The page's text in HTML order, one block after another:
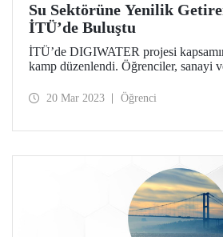
Su Sektörüne Yenilik
İTÜ’de Buluştu
İTÜ’de DIGIWATER projesi
kamp düzenlendi. Öğrenciler, sanayi
uygulamalarını paylaşmak ve
20 Mar 2023 Öğrenci